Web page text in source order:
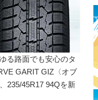
る路面でも安心のタ
GARIT GIZ〈オブ
235/45R17 94Qを新